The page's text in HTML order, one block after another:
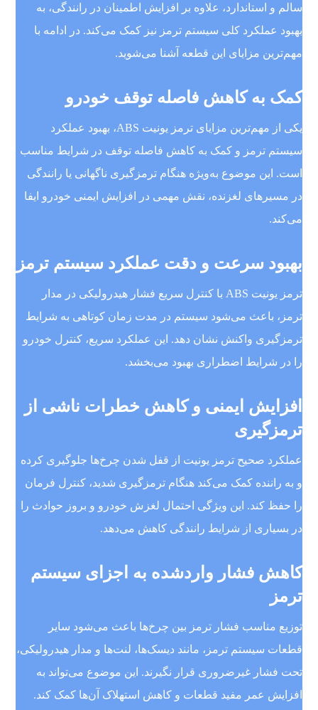
سالم و استاندارد، علاوه بر افزایش اطمینان در رانندگی، به
بهبود عملکرد کلی سیستم ترمز نیز کمک می‌کند. در ادامه با
مهم‌ترین مزایای این قطعه آشنا می‌شوید.
کمک به کاهش فاصله توقف خودرو
یکی از مهم‌ترین مزایای ترمز یونیت ABS، بهبود عملکرد
سیستم ترمز و کمک به کاهش فاصله توقف در شرایط مناسب
است. این موضوع به‌ویژه هنگام ترمزگیری ناگهانی یا رانندگی
در مسیرهای لغزنده، نقش مهمی در افزایش ایمنی خودرو ایفا
می‌کند.
بهبود سرعت و دقت عملکرد سیستم ترمز
ترمز یونیت ABS با کنترل سریع فشار هیدرولیکی در مدار
ترمز، باعث می‌شود سیستم در مدت زمان کوتاهی به شرایط
ترمزگیری واکنش نشان دهد. این عملکرد سریع، کنترل خودرو
را در شرایط اضطراری بهبود می‌بخشد.
افزایش ایمنی و کاهش خطرات ناشی از
ترمزگیری
عملکرد صحیح ترمز یونیت از قفل شدن چرخ‌ها جلوگیری کرده
و به راننده کمک می‌کند هنگام ترمزگیری شدید، کنترل فرمان
را حفظ کند. این ویژگی احتمال لغزش خودرو و بروز حوادث را
در بسیاری از شرایط رانندگی کاهش می‌دهد.
کاهش فشار واردشده به اجزای سیستم
ترمز
توزیع مناسب فشار ترمز بین چرخ‌ها باعث می‌شود سایر
قطعات سیستم ترمز، مانند دیسک‌ها، لنت‌ها و مدار هیدرولیکی،
تحت فشار غیرضروری قرار نگیرند. این موضوع می‌تواند به
افزایش عمر مفید قطعات و کاهش استهلاک آن‌ها کمک کند.